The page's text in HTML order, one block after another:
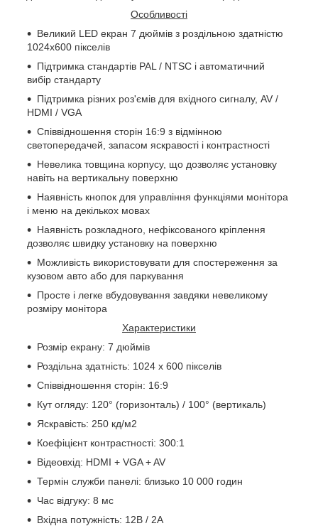
Особливості
Великий LED екран 7 дюймів з роздільною здатністю
1024x600 пікселів
Підтримка стандартів PAL / NTSC і автоматичний
вибір стандарту
Підтримка різних роз'ємів для вхідного сигналу, AV /
HDMI / VGA
Співвідношення сторін 16:9 з відмінною
светопередачей, запасом яскравості і контрастності
Невелика товщина корпусу, що дозволяє установку
навіть на вертикальну поверхню
Наявність кнопок для управління функціями монітора
і меню на декількох мовах
Наявність розкладного, нефіксованого кріплення
дозволяє швидку установку на поверхню
Можливість використовувати для спостереження за
кузовом авто або для паркування
Просте і легке вбудовування завдяки невеликому
розміру монітора
Характеристики
Розмір екрану: 7 дюймів
Роздільна здатність: 1024 x 600 пікселів
Співвідношення сторін: 16:9
Кут огляду: 120° (горизонталь) / 100° (вертикаль)
Яскравість: 250 кд/м2
Коефіцієнт контрастності: 300:1
Відеовхід: HDMI + VGA + AV
Термін служби панелі: близько 10 000 годин
Час відгуку: 8 мс
Вхідна потужність: 12В / 2А